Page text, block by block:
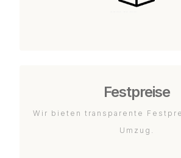
Festpreise
Wir bieten transparente
Umzug.